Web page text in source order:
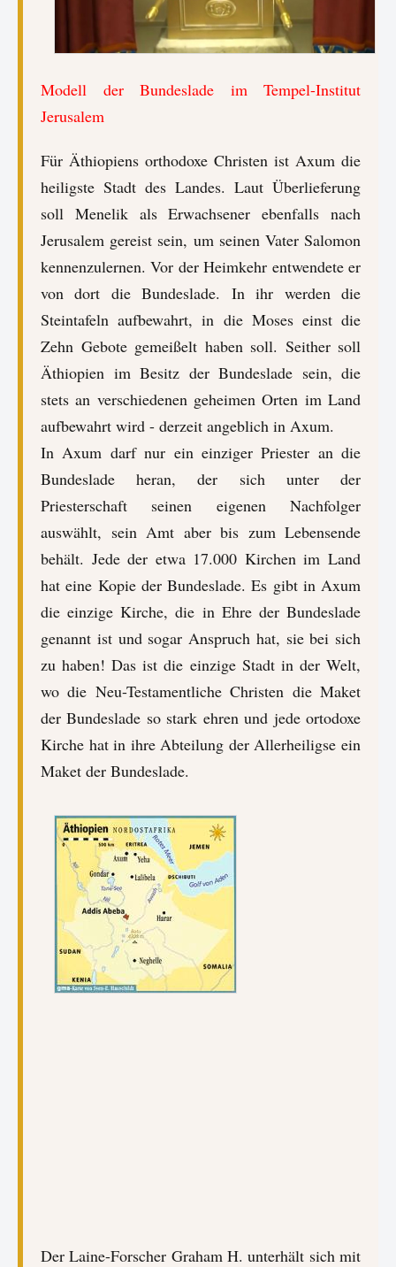
Modell der Bundeslade im Tempel-Institut
Jerusalem
Für Äthiopiens orthodoxe Christen ist Axum die
heiligste Stadt des Landes. Laut Überlieferung
soll Menelik als Erwachsener ebenfalls nach
Jerusalem gereist sein, um seinen Vater Salomon
kennenzulernen. Vor der Heimkehr entwendete er
von dort die Bundeslade. In ihr werden die
Steintafeln aufbewahrt, in die Moses einst die
Zehn Gebote gemeißelt haben soll. Seither soll
Äthiopien im Besitz der Bundeslade sein, die
stets an verschiedenen geheimen Orten im Land
aufbewahrt wird - derzeit angeblich in Axum.
In Axum darf nur ein einziger Priester an die
Bundeslade heran, der sich unter der
Priesterschaft seinen eigenen Nachfolger
auswählt, sein Amt aber bis zum Lebensende
behält. Jede der etwa 17.000 Kirchen im Land
hat eine Kopie der Bundeslade. Es gibt in Axum
die einzige Kirche, die in Ehre der Bundeslade
genannt ist und sogar Anspruch hat, sie bei sich
zu haben! Das ist die einzige Stadt in der Welt,
wo die Neu-Testamentliche Christen die Maket
der Bundeslade so stark ehren und jede ortodoxe
Kirche hat in ihre Abteilung der Allerheiligse ein
Maket der Bundeslade.
Der Laine-Forscher Graham H. unterhält sich mit